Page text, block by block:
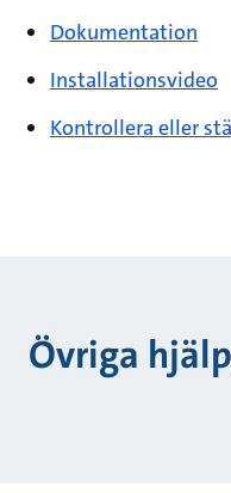
Dokumentation
Installationsvideo
Kontrollera eller
Övriga